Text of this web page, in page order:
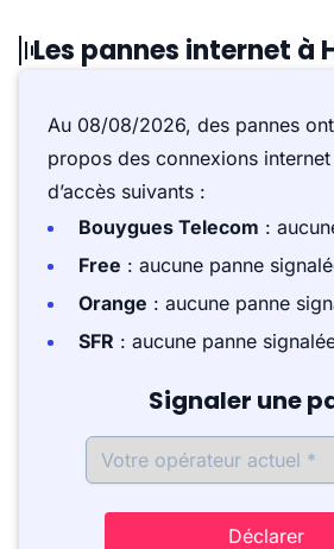
Les pannes internet à
Au 08/08/2026, des pannes
propos des connexions
d’accès suivants :
Bouygues Telecom :
Free : aucune panne
Orange : aucune panne
SFR : aucune panne
Signaler une
Déclarer